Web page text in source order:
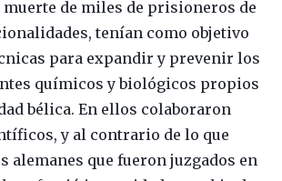
de miles de prisioneros de
tenían como objetivo
para expandir y prevenir los
químicos y biológicos propios
bélica. En ellos colaboraron
y al contrario de lo que
alemanes que fueron juzgados en